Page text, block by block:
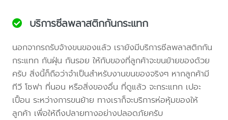
บริการซีลพลาสติกกันกระแทก
นอกจากรถรับจ้างขนของแล้ว เรายังมีบริการซีลพลาสติกกัน
กระแทก กันฝุ่น กันรอย ให้กับของที่ลูกค้าจะขนย้ายของด้วย
ครับ สิ่งนี้ก็ถือว่าจำเป็นสำหรับงานขนของจริงๆ หากลูกค้ามี
ทีวี โซฟา ที่นอน หรือสิ่งของอื่น ที่ดูแล้ว จะกระแทก เปอะ
เปื้อน ระหว่างการขนย้าย ทางเราก็จะบริการห่อหุ้มของให้
ลูกค้า เพื่อให้ถึงปลายทางอย่างปลอดภัยครับ